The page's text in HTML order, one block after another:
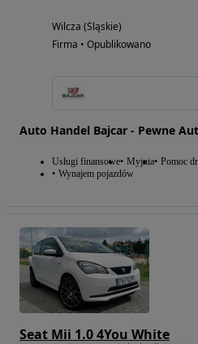
Wilcza (Śląskie)
Firma • Opublikowano
Auto Handel Bajcar - Pewne
Usługi finansowe Myjnia Pomoc
Wynajem pojazdów
Seat Mii 1.0 4You White